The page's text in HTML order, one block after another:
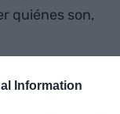
Information
quiénes son,
, que
decir,